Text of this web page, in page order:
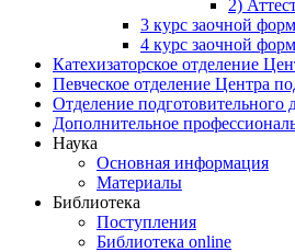
2)
3 курс заочной
4 курс заочной
Катехизаторское отделение
Певческое отделение Центра
Отделение подготовительного
Дополнительное
Наука
Основная информация
Материалы
Библиотека
Поступления
Библиотека online